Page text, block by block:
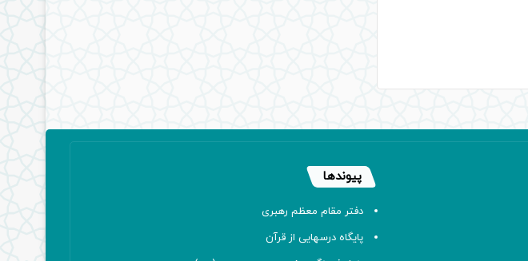
پیوندها
دفتر مقام معظم رهبری
پایگاه درسهایی از قرآن